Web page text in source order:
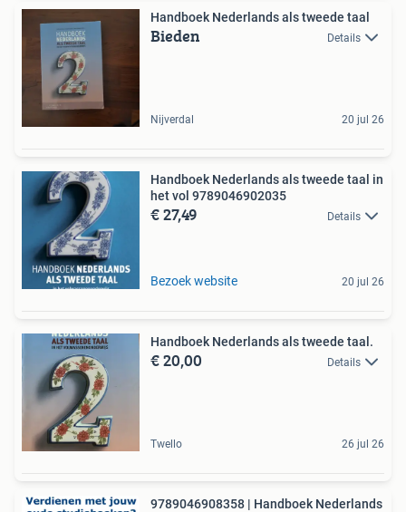
Handboek Nederlands als tweede taal
Bieden Details
Nijverdal 20 jul 26
Handboek Nederlands als tweede taal in
het vol 9789046902035
€ 27,49 Details
Bezoek website 20 jul 26
Handboek Nederlands als tweede taal.
€ 20,00 Details
Twello 26 jul 26
9789046908358 | Handboek Nederlands